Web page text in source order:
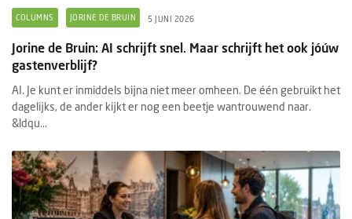
COLUMNS JORINE DE BRUIN 5 JUNI 2026
Jorine de Bruin: AI schrijft snel. Maar schrijft het ook jóúw
gastenverblijf?
AI. Je kunt er inmiddels bijna niet meer omheen. De één gebruikt het
dagelijks, de ander kijkt er nog een beetje wantrouwend naar.
&ldqu...